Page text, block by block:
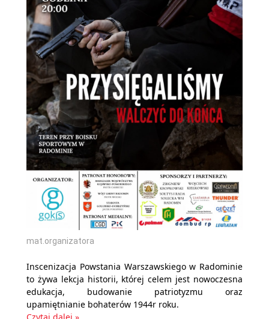
mat.organizatora
Inscenizacja Powstania Warszawskiego w Radominie
to żywa lekcja historii, której celem jest nowoczesna
edukacja, budowanie patriotyzmu oraz
upamiętnianie bohaterów 1944r roku.